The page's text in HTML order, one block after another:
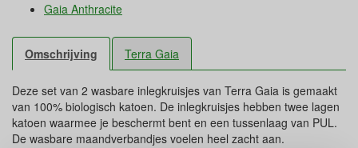
Gaia Anthracite
Omschrijving Terra Gaia
Deze set van 2 wasbare inlegkruisjes van Terra Gaia is gemaakt
van 100% biologisch katoen. De inlegkruisjes hebben twee lagen
katoen waarmee je beschermt bent en een tussenlaag van PUL.
De wasbare maandverbandjes voelen heel zacht aan.